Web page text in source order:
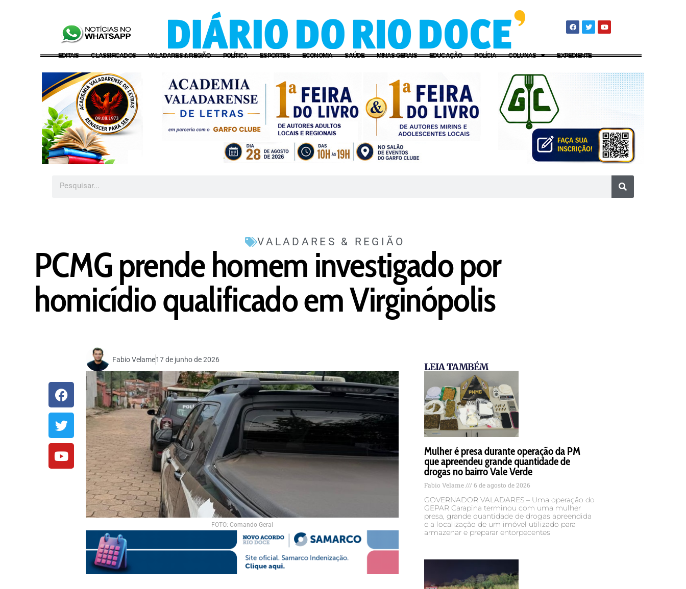
EDITAIS CLASSIFICADOS VALADARES & REGIÃO POLÍTICA ESPORTES ECONOMIA SAÚDE MINAS GERAIS EDUCAÇÃO POLÍCIA COLUNAS EXPEDIENTE
VALADARES & REGIÃO
PCMG prende homem investigado por
homicídio qualificado em Virginópolis
Fabio Velame17 de junho de 2026
FOTO: Comando Geral
LEIA TAMBÉM
Mulher é presa durante operação da PM
que apreendeu grande quantidade de
drogas no bairro Vale Verde
Fabio Velame 6 de agosto de 2026
GOVERNADOR VALADARES – Uma operação do
GEPAR Carapina terminou com uma mulher
presa, grande quantidade de drogas apreendida
e a localização de um imóvel utilizado para
armazenar e preparar entorpecentes